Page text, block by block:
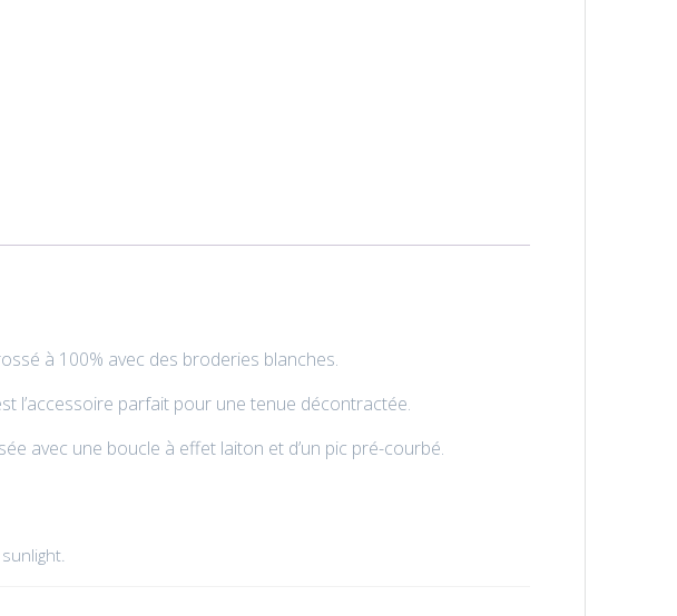
à 100% avec des broderies blanches.
l’accessoire parfait pour une tenue décontractée.
avec une boucle à effet laiton et d’un pic pré-courbé.